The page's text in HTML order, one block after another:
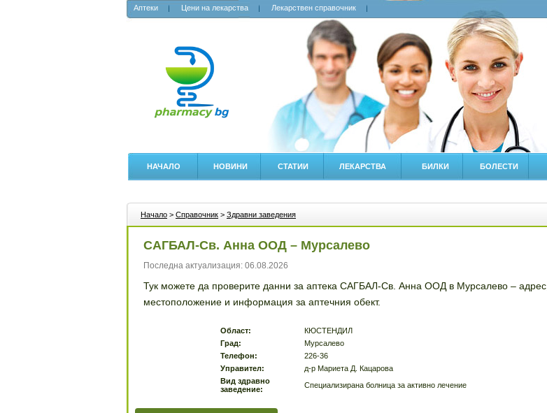
Аптеки Цени на лекарства Лекарствен справочник
НАЧАЛО НОВИНИ СТАТИИ ЛЕКАРСТВА БИЛКИ БОЛЕСТИ
Начало > Справочник > Здравни заведения
САГБАЛ-Св. Анна ООД – Мурсалево
Последна актуализация: 06.08.2026
Тук можете да проверите данни за аптека САГБАЛ-Св. Анна ООД в Мурсалево – адрес,
местоположение и информация за аптечния обект.
Област:
КЮСТЕНДИЛ
Град:
Мурсалево
Телефон:
226-36
Управител:
д-р Мариета Д. Кацарова
Вид здравно
заведение:
Специализирана болница за активно лечение